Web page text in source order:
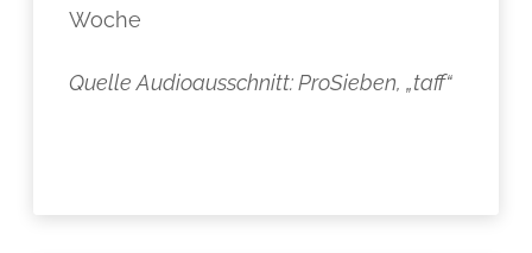
Woche
Quelle Audioausschnitt: ProSieben, „taff“